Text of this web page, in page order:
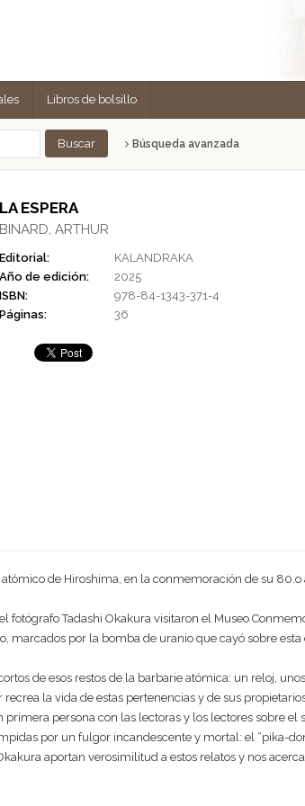
Libros de bolsillo
Búsqueda avanzada
LA ESPERA
BINARD, ARTHUR
Editorial:
KALANDRAKA
Año de edición:
2025
ISBN:
978-84-1343-371-4
Páginas:
36
de Hiroshima, en la conmemoración de su
fotógrafo Tadashi Okakura visitaron el Museo
marcados por la bomba de uranio que cayó sobre
de esos restos de la barbarie atómica: un reloj,
la vida de estas pertenencias y de sus
primera persona con las lectoras y los lectores sobre
por un fulgor incandescente y mortal: el “pika-
aportan verosimilitud a estos relatos y nos